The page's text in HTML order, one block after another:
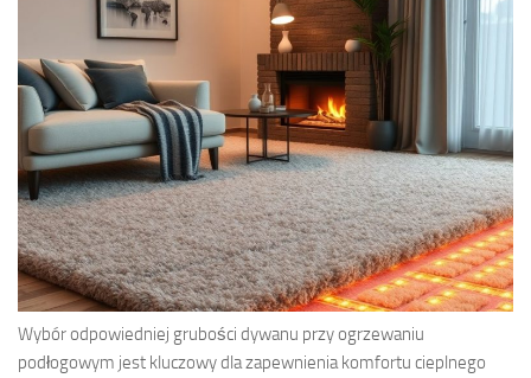
Wybór odpowiedniej grubości dywanu przy ogrzewaniu
podłogowym jest kluczowy dla zapewnienia komfortu cieplnego